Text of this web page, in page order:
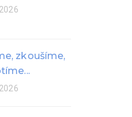
zkoušíme,